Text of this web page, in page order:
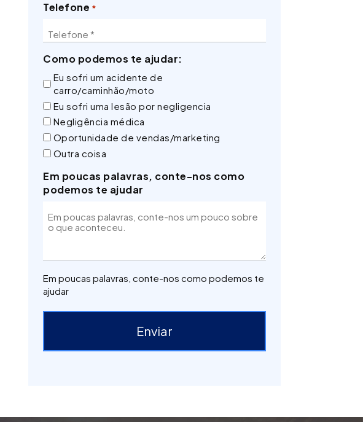
Telefone *
Como podemos te ajudar:
Eu sofri um acidente de
carro/caminhão/moto
Eu sofri uma lesão por negligencia
Negligência médica
Oportunidade de vendas/marketing
Outra coisa
Em poucas palavras, conte-nos como
podemos te ajudar
Em poucas palavras, conte-nos como podemos te
ajudar
Enviar